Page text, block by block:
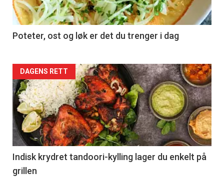
Poteter, ost og løk er det du trenger i dag
Forsiden
akkurat
nå
-
2
DAGENS RETT
Indisk krydret tandoori-kylling lager du enkelt på
grillen